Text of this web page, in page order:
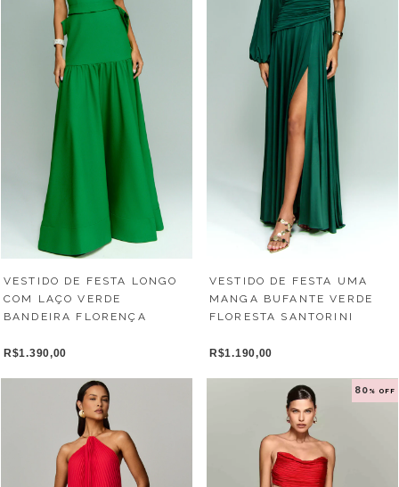
VESTIDO DE FESTA LONGO
COM LAÇO VERDE
BANDEIRA FLORENÇA
R$1.390,00
VESTIDO DE FESTA UMA
MANGA BUFANTE VERDE
FLORESTA SANTORINI
R$1.190,00
80 % OFF